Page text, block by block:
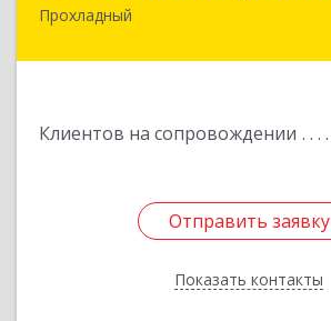
Прохладный
Клиентов на сопровождении
Отправить заявку
Показать контакты
Отправить заявку
Назад